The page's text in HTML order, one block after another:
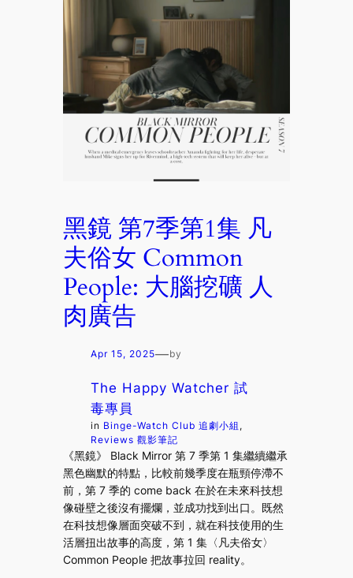
黑鏡 第7季第1集 凡
夫俗女 Common
People: 大腦挖礦 人
肉廣告
Apr 15, 2025—by
The Happy Watcher 試
毒專員
in Binge-Watch Club 追劇小組
Reviews 觀影筆記
《黑鏡》 Black Mirror 第 7 季第 1 集繼續繼承
黑色幽默的特點，比較前幾季度在瓶頸停滯不
前，第 7 季的 come back 在於在未來科技想
像碰壁之後沒有擺爛，並成功找到出口。既然
在科技想像層面突破不到，就在科技使用的生
活層扭出故事的高度，第 1 集〈凡夫俗女〉
Common People 把故事拉回 reality。